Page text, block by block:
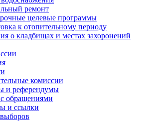
ремонт
целевые программы
к отопительному периоду
о кладбищах и местах захоронений
комиссии
и референдумы
обращениями
и ссылки